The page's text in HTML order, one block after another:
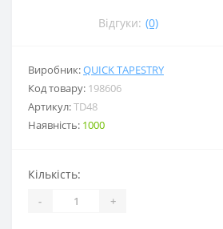
Відгуки: (0)
Виробник:QUICK TAPESTRY
Код товару: 198606
Артикул:TD48
Наявність: 1000
Кількість:
- +